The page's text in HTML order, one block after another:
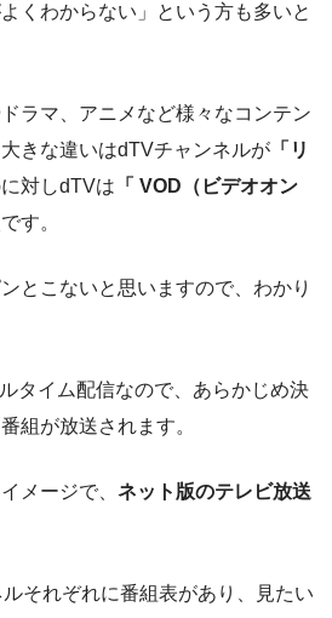
くわからない」という方も多いと
ラマ、アニメなど様々なコンテン
きな違いはdTVチャンネルが 「リ
対しdTVは 「 VOD（ビデオオン
す。
とこないと思いますので、わかり
タイム配信なので、あらかじめ決
組が放送されます。
メージで、 ネット版のテレビ放送
それぞれに番組表があり、見たい